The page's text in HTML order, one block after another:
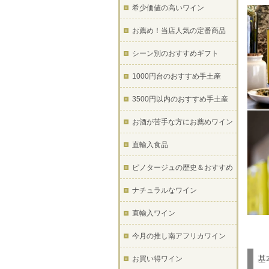
基
希少価値の高いワイン
お薦め！当店人気の定番商品
シーン別のおすすめギフト
1000円台のおすすめ手土産
3500円以内のおすすめ手土産
お酒が苦手な方にお薦めワイン
直輸入食品
ピノタージュの歴史＆おすすめ
ナチュラルなワイン
直輸入ワイン
今月の推し南アフリカワイン
お買い得ワイン